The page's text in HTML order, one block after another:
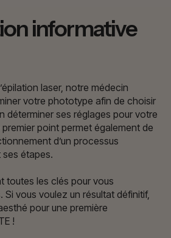
informative
laser, notre médecin
votre phototype afin de choisir
déterminer ses réglages pour votre
point permet également de
d’un processus
ses étapes.
toutes les clés pour vous
Si vous voulez un résultat définitif,
pour une première
!